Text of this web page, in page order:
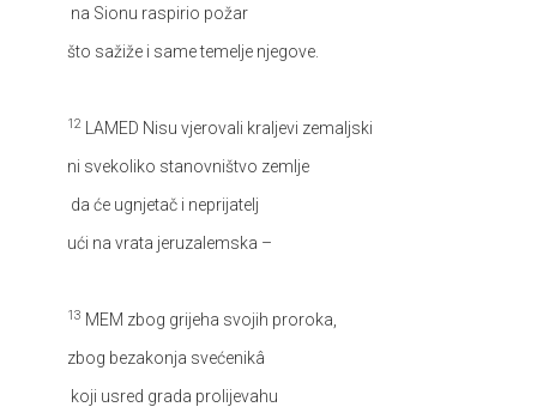
na Sionu raspirio požar
što sažiže i same temelje njegove.
12 LAMED Nisu vjerovali kraljevi zemaljski
ni svekoliko stanovništvo zemlje
da će ugnjetač i neprijatelj
ući na vrata jeruzalemska –
13 MEM zbog grijeha svojih proroka,
zbog bezakonja svećenikâ
koji usred grada prolijevahu